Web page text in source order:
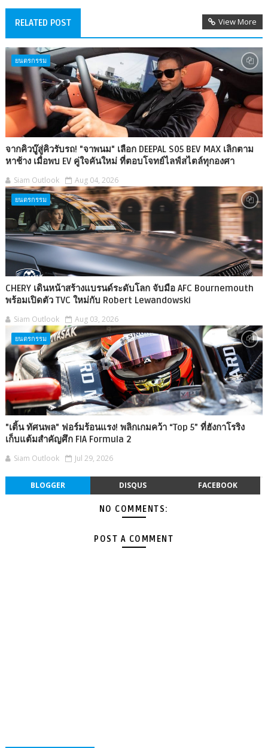
RELATED POST View More
ยนตรกรรม
จากคิวบู๊สู่คิวรับรถ! "จาพนม" เลือก DEEPAL S05 BEV MAX เลิกตาม
หาช้าง เมื่อพบ EV คู่ใจคันใหม่ ที่ตอบโจทย์ไลฟ์สไตล์ทุกองศา
Siam Outlook Aug 04, 2026
ยนตรกรรม
CHERY เดินหน้าสร้างแบรนด์ระดับโลก จับมือ AFC Bournemouth
พร้อมเปิดตัว TVC ใหม่กับ Robert Lewandowski
Siam Outlook Aug 03, 2026
ยนตรกรรม
"เติ้น ทัศนพล" ฟอร์มร้อนแรง! พลิกเกมคว้า “Top 5” ที่ฮังกาโรริง
เก็บแต้มสำคัญศึก FIA Formula 2
Siam Outlook Jul 29, 2026
BLOGGER DISQUS FACEBOOK
NO COMMENTS:
POST A COMMENT